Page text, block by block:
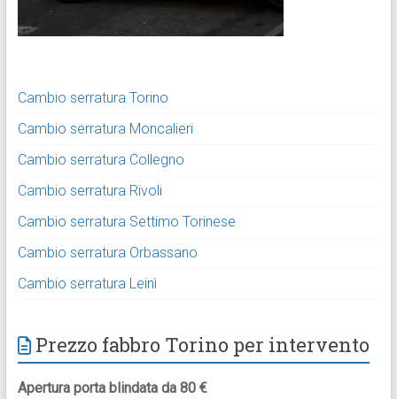
Cambio serratura Torino
Cambio serratura Moncalieri
Cambio serratura Collegno
Cambio serratura Rivoli
Cambio serratura Settimo Torinese
Cambio serratura Orbassano
Cambio serratura Leinì
Prezzo fabbro Torino per intervento
Apertura porta blindata da 80 €